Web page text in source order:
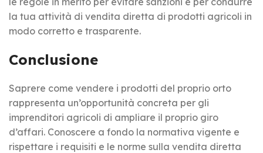
la tua attività di vendita diretta di prodotti agricoli in
modo corretto e trasparente.
Conclusione
Saprere come vendere i prodotti del proprio orto
rappresenta un’opportunità concreta per gli
imprenditori agricoli di ampliare il proprio giro
d’affari. Conoscere a fondo la normativa vigente e
rispettare i requisiti e le norme sulla vendita diretta